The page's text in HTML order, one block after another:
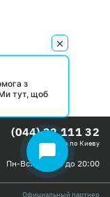
(044) 32 111 32
Бесплатно по Киеву
Пн-Вс: с 09:00 до 20:00
Официальный партнер
з
тут, щоб
chat_bubble